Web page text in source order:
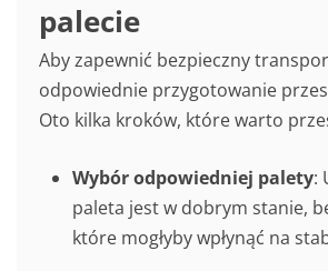
palecie
Aby zapewnić bezpieczny
odpowiednie przygotowanie
Oto kilka kroków, które warto
Wybór odpowiedniej palety:
paleta jest w dobrym stanie,
które mogłyby wpłynąć na